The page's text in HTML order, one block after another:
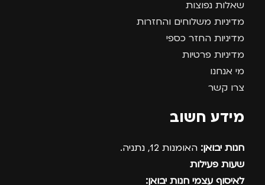
שאלות נפוצות
מדיניות משלוחים והחזרות
מדיניות החזר כספי
מדיניות פרטיות
מי אנחנו
צרו קשר
מידע חשוב
חנות יבואן: האומנות 12, נתניה.
שעות פעילות
לאיסוף עצמי חנות יבואן: